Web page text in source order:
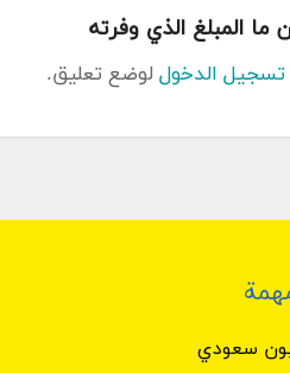
ما المبلغ الذي وفرته
تسجيل الدخوللوضع تعليق.
سعودي